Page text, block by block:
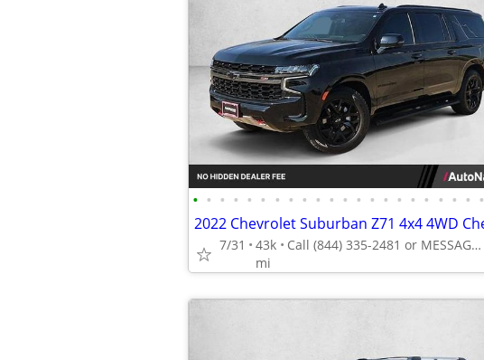
• • • • • • • • • • • • • • • • • • • • • •
7/31
43k
mi
Call (844) 335-2481 or MESSAGE/CHAT to confirm availability